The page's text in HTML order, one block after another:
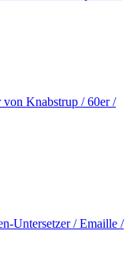
Knabstrup / 60er /